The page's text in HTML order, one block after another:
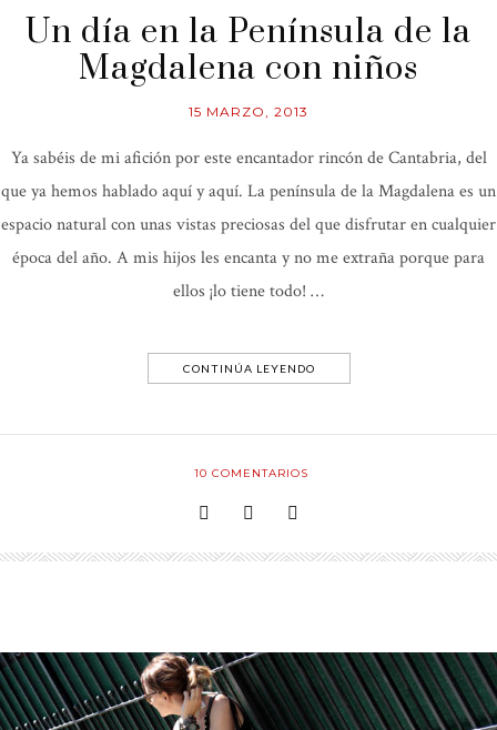
Un día en la Península de la
Magdalena con niños
15 MARZO, 2013
Ya sabéis de mi afición por este encantador rincón de Cantabria, del
que ya hemos hablado aquí y aquí. La península de la Magdalena es un
espacio natural con unas vistas preciosas del que disfrutar en cualquier
época del año. A mis hijos les encanta y no me extraña porque para
ellos ¡lo tiene todo! …
CONTINÚA LEYENDO
10 COMENTARIOS